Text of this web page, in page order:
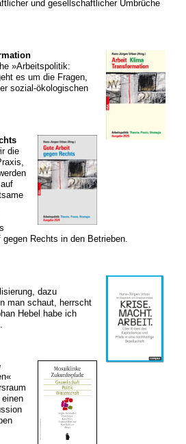
und gesellschaftlicher Umbrüche
»Arbeitspolitik:
es um die Fragen,
sozial-ökologischen
die
Rechts in den Betrieben.
dazu
man schaut, herrscht
Hebel habe ich